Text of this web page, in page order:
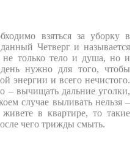
взяться за уборку в
Четверг и называется
не только тело и душа, но и
нужно для того, чтобы
энергии и всего нечистого.
– вычищать дальние уголки,
случае выливать нельзя –
в квартире, то такие
чего трижды смыть.